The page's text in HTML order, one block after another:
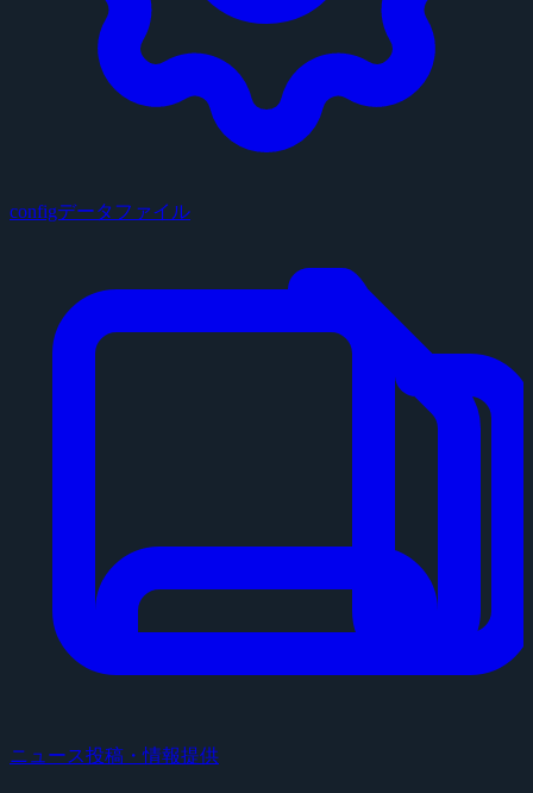
configデータファイル
ニュース投稿・情報提供